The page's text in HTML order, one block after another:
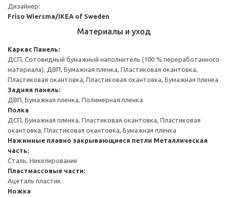
Дизайнер:
Friso Wiersma/IKEA of Sweden
Материалы и уход
Каркас Панель:
ДСП, Сотовидный бумажный наполнитель (100 % переработанного
материала), ДВП, Бумажная пленка, Пластиковая окантовка,
Пластиковая окантовка, Пластиковая окантовка, Бумажная пленка
Задняя панель:
ДВП, Бумажная пленка, Полимерная пленка
Полка
ДСП, Бумажная пленка, Пластиковая окантовка, Пластиковая
окантовка, Пластиковая окантовка, Бумажная пленка
Нажимные плавно закрывающиеся петли Металлическая
часть:
Сталь, Никелирование
Пластмассовые части:
Ацеталь пластик
Ножка